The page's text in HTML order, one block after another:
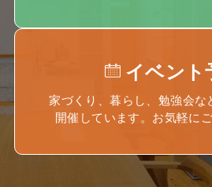
イベント
家づくり、暮らし、勉強会な
開催しています。お気軽に